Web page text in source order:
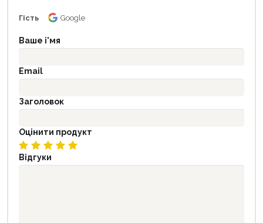
Гість Google
Ваше і'мя
Email
Заголовок
Оцінити продукт
Відгуки